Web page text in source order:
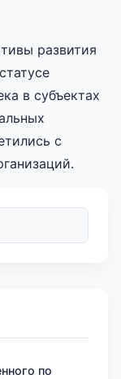
развития
в субъектах
с
по